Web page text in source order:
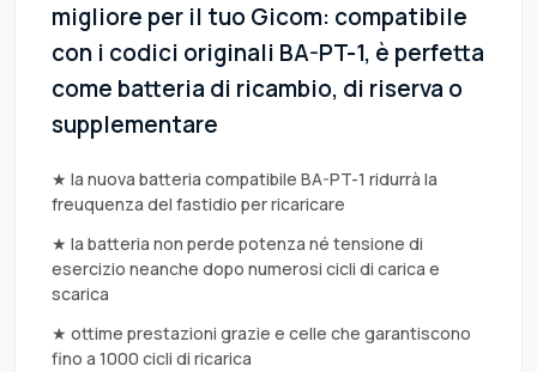
migliore per il tuo Gicom: compatibile
con i codici originali BA-PT-1, è perfetta
come batteria di ricambio, di riserva o
supplementare
★ la nuova batteria compatibile BA-PT-1 ridurrà la
freuquenza del fastidio per ricaricare
★ la batteria non perde potenza né tensione di
esercizio neanche dopo numerosi cicli di carica e
scarica
★ ottime prestazioni grazie e celle che garantiscono
fino a 1000 cicli di ricarica